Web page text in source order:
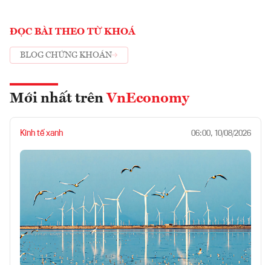
ĐỌC BÀI THEO TỪ KHOÁ
BLOG CHỨNG KHOÁN
Mới nhất trên VnEconomy
Kinh tế xanh 06:00, 10/08/2026